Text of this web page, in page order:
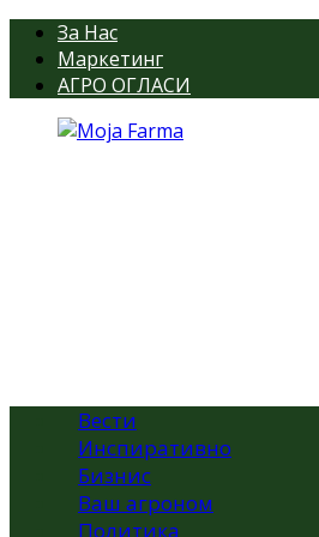
За Нас
Маркетинг
АГРО ОГЛАСИ
Вести
Инспиративно
Бизнис
Ваш агроном
Политика